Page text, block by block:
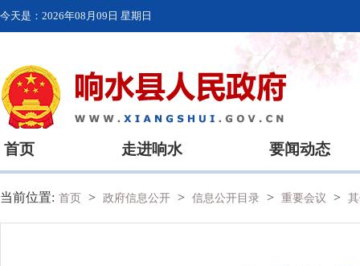
今天是： 2026年08月09日 星期日
首页 走进响水 要闻动态
当前位置: 首页 > 政府信息公开 > 信息公开目录 > 重要会议 >